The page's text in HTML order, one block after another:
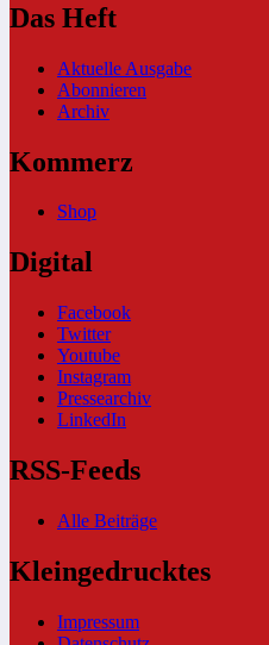
Das Heft
Aktuelle Ausgabe
Abonnieren
Archiv
Kommerz
Shop
Digital
Facebook
Twitter
Youtube
Instagram
Pressearchiv
LinkedIn
RSS-Feeds
Alle Beiträge
Kleingedrucktes
Impressum